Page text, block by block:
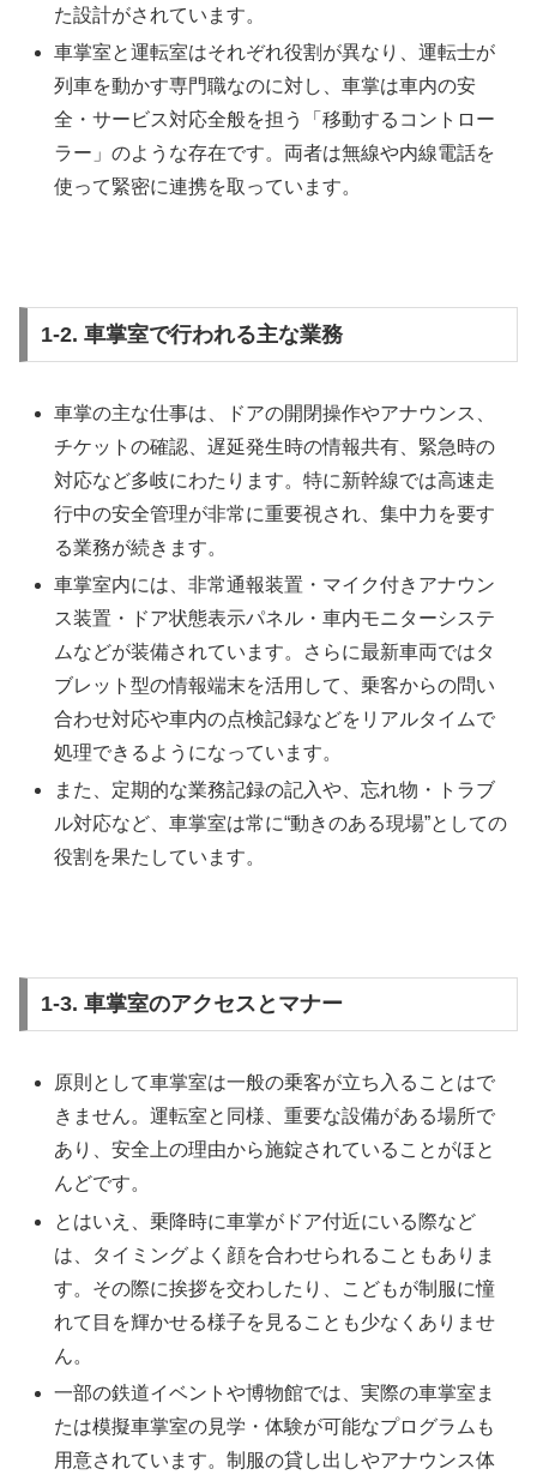
た設計がされています。
車掌室と運転室はそれぞれ役割が異なり、運転士が
列車を動かす専門職なのに対し、車掌は車内の安
全・サービス対応全般を担う「移動するコントロー
ラー」のような存在です。両者は無線や内線電話を
使って緊密に連携を取っています。
1-2. 車掌室で行われる主な業務
車掌の主な仕事は、ドアの開閉操作やアナウンス、
チケットの確認、遅延発生時の情報共有、緊急時の
対応など多岐にわたります。特に新幹線では高速走
行中の安全管理が非常に重要視され、集中力を要す
る業務が続きます。
車掌室内には、非常通報装置・マイク付きアナウン
ス装置・ドア状態表示パネル・車内モニターシステ
ムなどが装備されています。さらに最新車両ではタ
ブレット型の情報端末を活用して、乗客からの問い
合わせ対応や車内の点検記録などをリアルタイムで
処理できるようになっています。
また、定期的な業務記録の記入や、忘れ物・トラブ
ル対応など、車掌室は常に“動きのある現場”としての
役割を果たしています。
1-3. 車掌室のアクセスとマナー
原則として車掌室は一般の乗客が立ち入ることはで
きません。運転室と同様、重要な設備がある場所で
あり、安全上の理由から施錠されていることがほと
んどです。
とはいえ、乗降時に車掌がドア付近にいる際など
は、タイミングよく顔を合わせられることもありま
す。その際に挨拶を交わしたり、こどもが制服に憧
れて目を輝かせる様子を見ることも少なくありませ
ん。
一部の鉄道イベントや博物館では、実際の車掌室ま
たは模擬車掌室の見学・体験が可能なプログラムも
用意されています。制服の貸し出しやアナウンス体